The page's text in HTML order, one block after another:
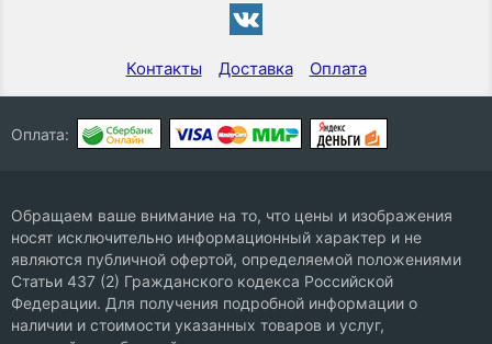
Контакты Доставка Оплата
Оплата:
Обращаем ваше внимание на то, что цены и изображения
носят исключительно информационный характер и не
являются публичной офертой, определяемой положениями
Статьи 437 (2) Гражданского кодекса Российской
Федерации. Для получения подробной информации о
наличии и стоимости указанных товаров и услуг,